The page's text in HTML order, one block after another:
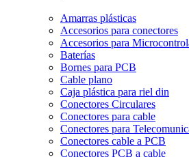
Amarras plásticas
Accesorios para conectores
Accesorios para
Baterías
Bornes para PCB
Cable plano
Caja plástica para riel din
Conectores Circulares
Conectores para cable
Conectores para
Conectores cable a PCB
Conectores PCB a cable